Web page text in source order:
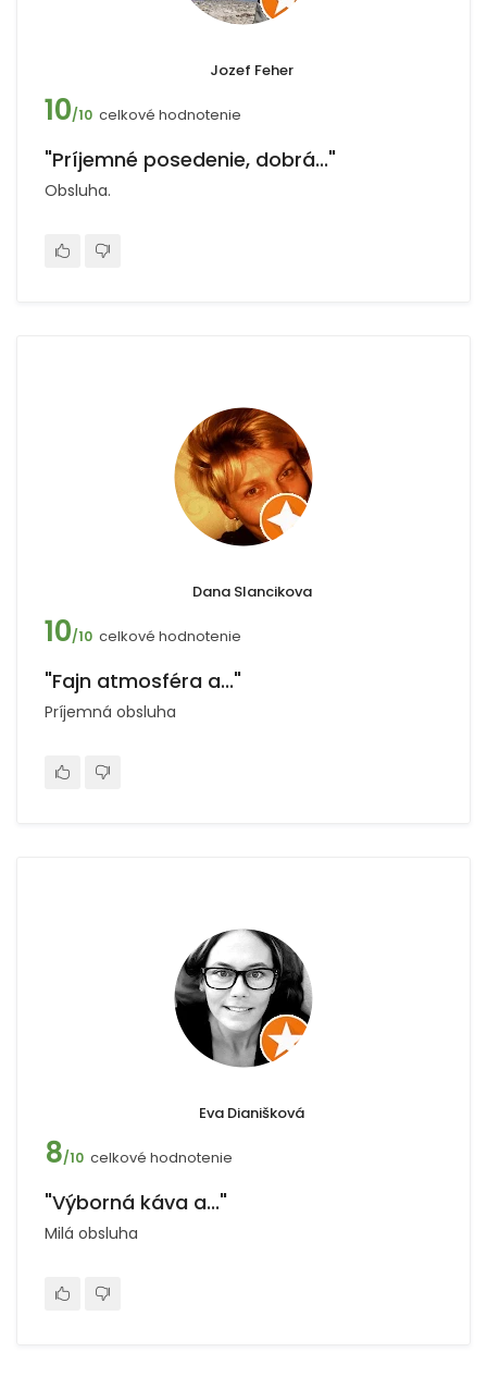
Jozef Feher
10/10 celkové hodnotenie
"Príjemné posedenie, dobrá..."
Obsluha.
Dana Slancikova
10/10 celkové hodnotenie
"Fajn atmosféra a..."
Príjemná obsluha
Eva Dianišková
8/10 celkové hodnotenie
"Výborná káva a..."
Milá obsluha